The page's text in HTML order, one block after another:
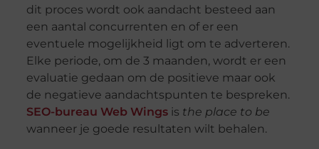
dit proces wordt ook aandacht besteed aan
een aantal concurrenten en of er een
eventuele mogelijkheid ligt om te adverteren.
Elke periode, om de 3 maanden, wordt er een
evaluatie gedaan om de positieve maar ook
de negatieve aandachtspunten te bespreken.
SEO-bureau Web Wingsis the place to be
wanneer je goede resultaten wilt behalen.